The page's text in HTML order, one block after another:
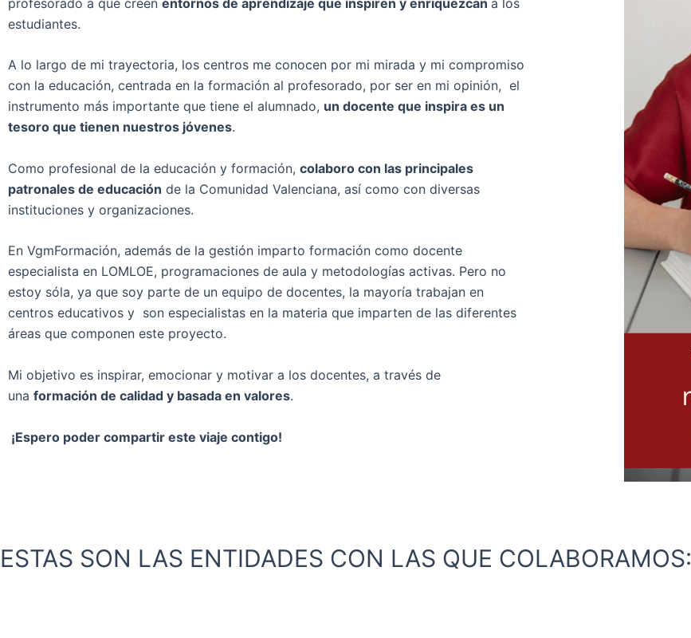
estudiantes.
A lo largo de mi trayectoria, los centros me conocen por mi mirada y mi compromiso
con la educación, centrada en la formación al profesorado, por ser en mi opinión, el
instrumento más importante que tiene el alumnado, un docente que inspira es un
tesoro que tienen nuestros jóvenes.
Como profesional de la educación y formación, colaboro con las principales
patronales de educación de la Comunidad Valenciana, así como con diversas
instituciones y organizaciones.
En VgmFormación, además de la gestión imparto formación como docente
especialista en LOMLOE, programaciones de aula y metodologías activas. Pero no
estoy sóla, ya que soy parte de un equipo de docentes, la mayoría trabajan en
centros educativos y son especialistas en la materia que imparten de las diferentes
áreas que componen este proyecto.
Mi objetivo es inspirar, emocionar y motivar a los docentes, a través de
una formación de calidad y basada en valores.
¡Espero poder compartir este viaje contigo!
ESTAS SON LAS ENTIDADES CON LAS QUE COLABORAMOS: